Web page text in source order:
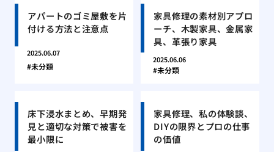
アパートのゴミ屋敷を片
付ける方法と注意点
2025.06.07
未分類
家具修理の素材別アプロ
ーチ、木製家具、金属家
具、革張り家具
2025.06.06
未分類
床下浸水まとめ、早期発
見と適切な対策で被害を
最小限に
家具修理、私の体験談、
DIYの限界とプロの仕事
の価値